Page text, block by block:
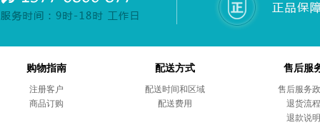
购物指南
注册客户
商品订购
配送方式
配送时间和区域
配送费用
售后服
售后服务
退货流程
退款说明